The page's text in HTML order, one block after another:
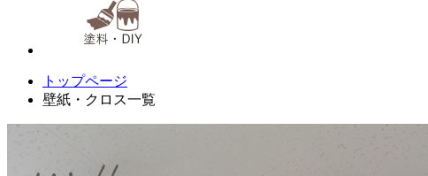
トップページ
壁紙・クロス一覧